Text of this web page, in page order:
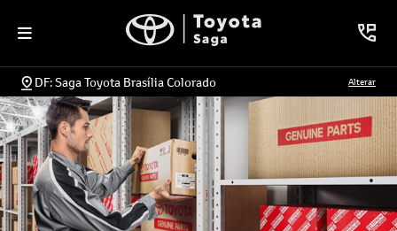
DF: Saga Toyota Brasília Colorado Alterar